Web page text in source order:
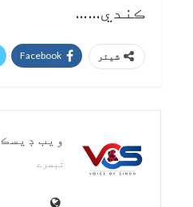
ڪندي……
شیئر Facebook
ويب ڊيسڪ
تبصرے